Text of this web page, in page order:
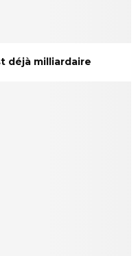
déjà milliardaire